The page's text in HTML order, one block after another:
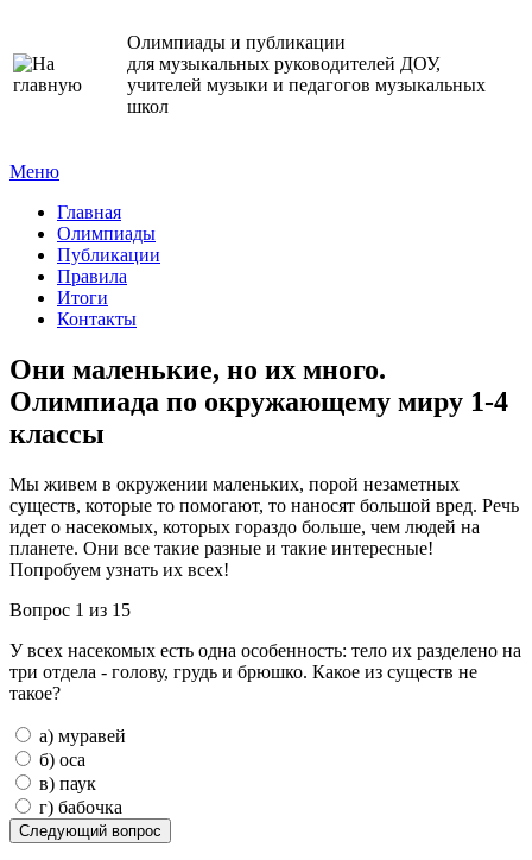
Олимпиады и публикации
для музыкальных руководителей ДОУ,
учителей музыки и педагогов музыкальных
школ
Меню
Главная
Олимпиады
Публикации
Правила
Итоги
Контакты
Они маленькие, но их много.
Олимпиада по окружающему миру 1-4
классы
Мы живем в окружении маленьких, порой незаметных
существ, которые то помогают, то наносят большой вред. Речь
идет о насекомых, которых гораздо больше, чем людей на
планете. Они все такие разные и такие интересные!
Попробуем узнать их всех!
Вопрос 1 из 15
У всех насекомых есть одна особенность: тело их разделено на
три отдела - голову, грудь и брюшко. Какое из существ не
такое?
а) муравей
б) оса
в) паук
г) бабочка